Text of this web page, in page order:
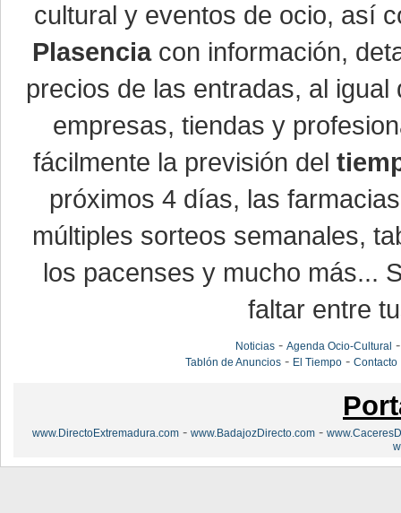
cultural y eventos de ocio, así
Plasenciacon información,
precios de las entradas, al
empresas, tiendas y
fácilmente la previsión del
próximos 4 días, las
múltiples sorteos semanales,
los pacenses y mucho más...
faltar entre
Noticias -Agenda Ocio-Cultural
Tablón de Anuncios - El Tiempo -Contacto
www.DirectoExtremadura.com - www.BadajozDirecto.com -